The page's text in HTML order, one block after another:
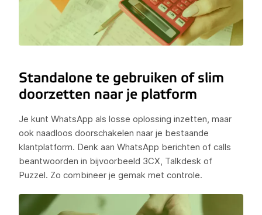
Standalone te gebruiken of slim
doorzetten naar je platform
Je kunt WhatsApp als losse oplossing inzetten, maar
ook naadloos doorschakelen naar je bestaande
klantplatform. Denk aan WhatsApp berichten of calls
beantwoorden in bijvoorbeeld 3CX, Talkdesk of
Puzzel. Zo combineer je gemak met controle.